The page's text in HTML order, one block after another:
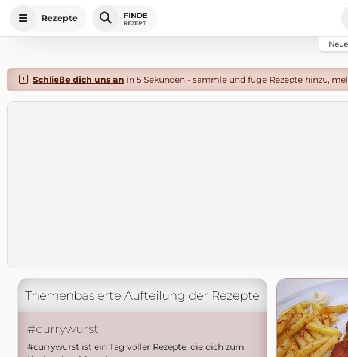
Rezepte FINDE
REZEPT
Schließe dich uns an in 5 Sekunden - sammle und füge Rezepte hinzu,
Themenbasierte Aufteilung der Rezepte
#currywurst
#currywurst ist ein Tag voller Rezepte, die dich zum